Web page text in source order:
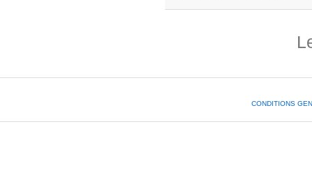
CONDITIONS